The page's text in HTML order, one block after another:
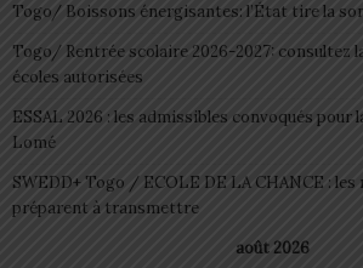
Togo/ Boissons énergisantes: l’État tire la
Togo/ Rentrée scolaire 2026-2027: consultez
écoles autorisées
ESSAL 2026 : les admissibles convoqués pour
Lomé
SWEDD+ Togo / ECOLE DE LA CHANCE :
préparent à transmettre
août 2026